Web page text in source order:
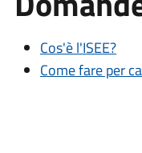
Cos'è l'ISEE?
Come fare per